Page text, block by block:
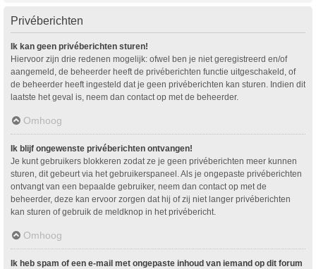
Privéberichten
Ik kan geen privéberichten sturen!
Hiervoor zijn drie redenen mogelijk: ofwel ben je niet geregistreerd en/of
aangemeld, de beheerder heeft de privéberichten functie uitgeschakeld, of
de beheerder heeft ingesteld dat je geen privéberichten kan sturen. Indien dit
laatste het geval is, neem dan contact op met de beheerder.
Omhoog
Ik blijf ongewenste privéberichten ontvangen!
Je kunt gebruikers blokkeren zodat ze je geen privéberichten meer kunnen
sturen, dit gebeurt via het gebruikerspaneel. Als je ongepaste privéberichten
ontvangt van een bepaalde gebruiker, neem dan contact op met de
beheerder, deze kan ervoor zorgen dat hij of zij niet langer privéberichten
kan sturen of gebruik de meldknop in het privébericht.
Omhoog
Ik heb spam of een e-mail met ongepaste inhoud van iemand op dit forum